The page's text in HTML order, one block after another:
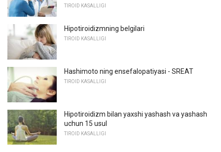
TIROID KASALLIGI
Hipotiroidizmning belgilari
TIROID KASALLIGI
Hashimoto ning ensefalopatiyasi - SREAT
TIROID KASALLIGI
Hipotiroidizm bilan yaxshi yashash va yashash
uchun 15 usul
TIROID KASALLIGI